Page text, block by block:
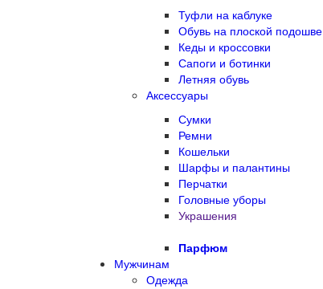
Туфли на каблуке
Обувь на плоской подошве
Кеды и кроссовки
Сапоги и ботинки
Летняя обувь
Аксессуары
Сумки
Ремни
Кошельки
Шарфы и палантины
Перчатки
Головные уборы
Украшения
Парфюм
Мужчинам
Одежда